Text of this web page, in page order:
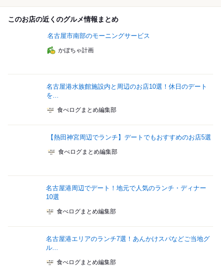
このお店の近くのグルメ情報まとめ
名古屋市南部のモーニングサービス
かぼちゃ計画
名古屋港水族館施設内と周辺のお店10選！休日のデート
を...
食べログまとめ編集部
【熱田神宮周辺でランチ】デートでもおすすめのお店5選
食べログまとめ編集部
名古屋港周辺でデート！地元で人気のランチ・ディナー
10選
食べログまとめ編集部
名古屋港エリアのランチ7選！あんかけスパなどご当地グ
ル...
食べログまとめ編集部